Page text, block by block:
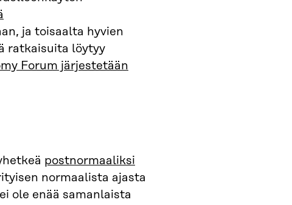
ja toisaalta hyvien
ratkaisuita löytyy
Forum järjestetään
postnormaaliksi
normaalista ajasta
ole enää samanlaista